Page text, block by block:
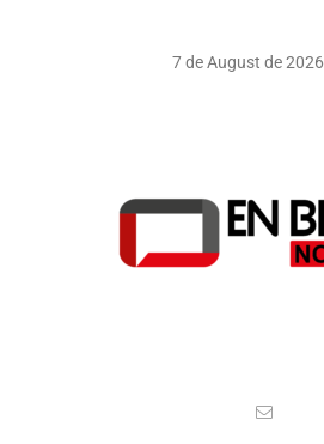
7 de August de 2026